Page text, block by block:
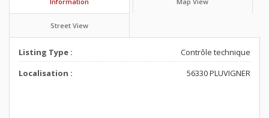
Street View
Listing Type :
Contrôle technique
Localisation :
56330 PLUVIGNER